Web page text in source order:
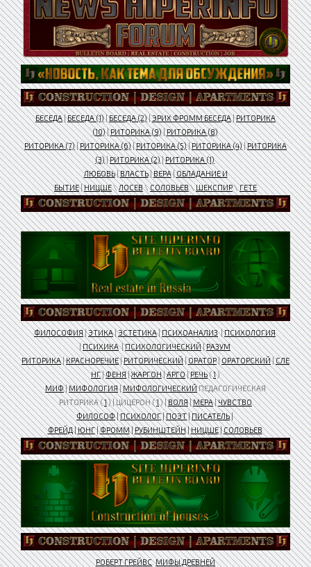
БЕСЕДА|БЕСЕДА (1)|БЕСЕДА (2)|ЭРИХ ФРОММ БЕСЕДА|РИТОРИКА
(10)|РИТОРИКА (9)|РИТОРИКА (8)
РИТОРИКА (7)|РИТОРИКА (6)|РИТОРИКА (5)|РИТОРИКА (4)|РИТОРИКА
(3)|РИТОРИКА (2)|РИТОРИКА (1)
ЛЮБОВЬ|ВЛАСТЬ|ВЕРА|ОБЛАДАНИЕ И
БЫТИЕ|НИЦШЕ\ЛОСЕВ\СОЛОВЬЕВ\ШЕКСПИР\ГЕТЕ
ФИЛОСОФИЯ|ЭТИКА|ЭСТЕТИКА|ПСИХОАНАЛИЗ|ПСИХОЛОГИЯ
|ПСИХИКА|ПСИХОЛОГИЧЕСКИЙ|РАЗУМ
РИТОРИКА|КРАСНОРЕЧИЕ|РИТОРИЧЕСКИЙ|ОРАТОР|ОРАТОРСКИЙ|СЛЕ
НГ|ФЕНЯ|ЖАРГОН|АРГО|РЕЧЬ(1)
МИФ|МИФОЛОГИЯ|МИФОЛОГИЧЕСКИЙПЕДАГОГИЧЕСКАЯ
РИТОРИКА (1) | ЦИЦЕРОН (1) |ВОЛЯ|МЕРА|ЧУВСТВО
ФИЛОСОФ|ПСИХОЛОГ|ПОЭТ|ПИСАТЕЛЬ|
ФРЕЙД|ЮНГ|ФРОММ|РУБИНШТЕЙН|НИЦШЕ|СОЛОВЬЕВ
РОБЕРТ ГРЕЙВС.МИФЫ ДРЕВНЕЙ